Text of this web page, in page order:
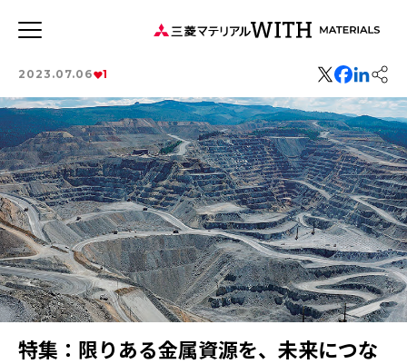
JP
タグから探す
特集：循環に価値を。
特集：可能性の素材「タングステン」を世界へ
事業
健康経営 特集：世界のものづくりの力になる
価値観
森とマテリアル
特集：地熱発電への挑戦
社会をつくる素材の力
MYSTORY
特集：技術の力で未来をつくる
特集：都市鉱山に挑む
三菱マテリアルのある街を訪ねて
2023.07.06 1
特集：限りある金属資源を、未来につな